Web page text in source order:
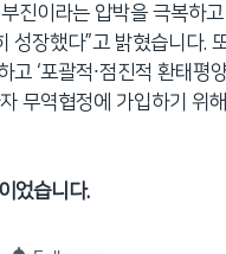
진이라는 압박을 극복하
성장했다”고 밝혔습니다.
고 ‘포괄적∙점진적 환태평
무역협정에 가입하기 위
었습니다.